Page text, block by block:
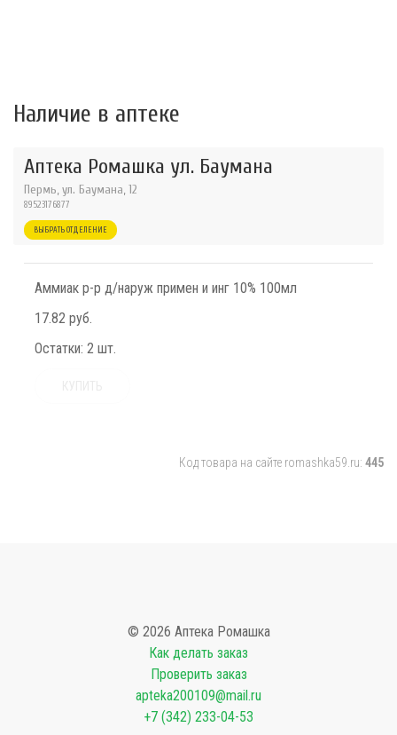
Наличие в аптеке
Аптека Ромашка ул. Баумана
Пермь, ул. Баумана, 12
89523176877
ВЫБРАТЬ ОТДЕЛЕНИЕ
Аммиак р-р д/наруж примен и инг 10% 100мл
17.82 руб.
Остатки: 2 шт.
Код товара на сайте romashka59.ru: 445
© 2026 Аптека Ромашка
Как делать заказ
Проверить заказ
apteka200109@mail.ru
+7 (342) 233-04-53